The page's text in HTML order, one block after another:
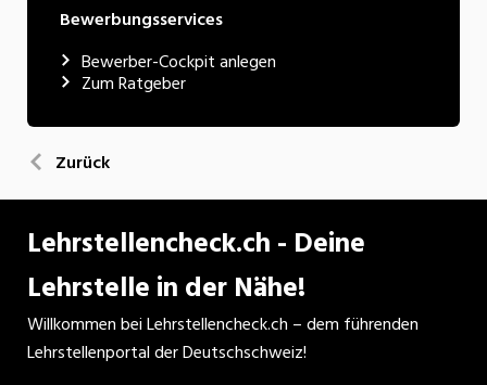
Bewerbungsservices
Bewerber-Cockpit anlegen
Zum Ratgeber
Zurück
Lehrstellencheck.ch - Deine
Lehrstelle in der Nähe!
Willkommen bei Lehrstellencheck.ch – dem führenden
Lehrstellenportal der Deutschschweiz!